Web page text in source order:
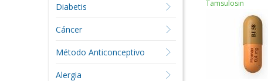
Tamsulosin
Diabetis
Cáncer
Método Anticonceptivo
Alergia